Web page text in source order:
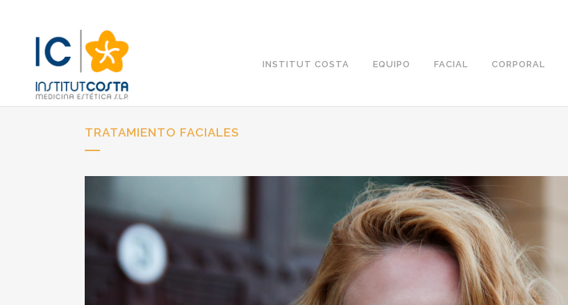
INSTITUT COSTA EQUIPO FACIAL CORPORAL
TRATAMIENTO FACIALES